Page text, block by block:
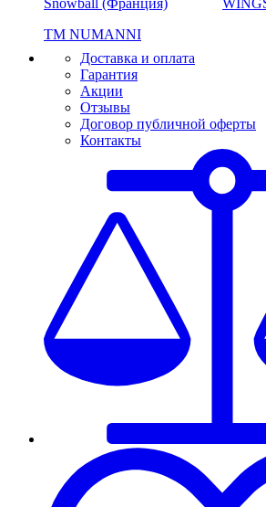
Snowball (Франция)
ТМ NUMANNI
Доставка и оплата
Гарантия
Акции
Отзывы
Договор публичной оферты
Контакты